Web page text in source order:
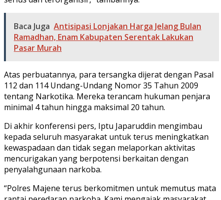
Baca Juga Antisipasi Lonjakan Harga Jelang Bulan
Ramadhan, Enam Kabupaten Serentak Lakukan
Pasar Murah
Atas perbuatannya, para tersangka dijerat dengan Pasal
112 dan 114 Undang-Undang Nomor 35 Tahun 2009
tentang Narkotika. Mereka terancam hukuman penjara
minimal 4 tahun hingga maksimal 20 tahun.
Di akhir konferensi pers, Iptu Japaruddin mengimbau
kepada seluruh masyarakat untuk terus meningkatkan
kewaspadaan dan tidak segan melaporkan aktivitas
mencurigakan yang berpotensi berkaitan dengan
penyalahgunaan narkoba.
“Polres Majene terus berkomitmen untuk memutus mata